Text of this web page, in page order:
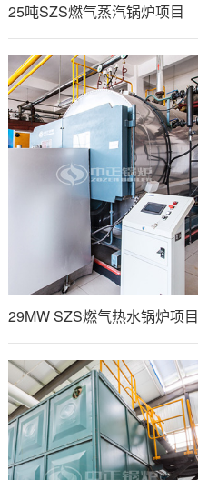
25吨SZS燃气蒸汽锅炉项目
29MW SZS燃气热水锅炉项目